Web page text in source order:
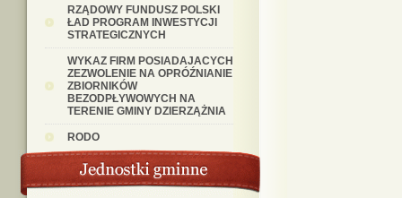
RZĄDOWY FUNDUSZ POLSKI
ŁAD PROGRAM INWESTYCJI
STRATEGICZNYCH
WYKAZ FIRM POSIADAJACYCH
ZEZWOLENIE NA OPRÓŹNIANIE
ZBIORNIKÓW
BEZODPŁYWOWYCH NA
TERENIE GMINY DZIERZĄŻNIA
RODO